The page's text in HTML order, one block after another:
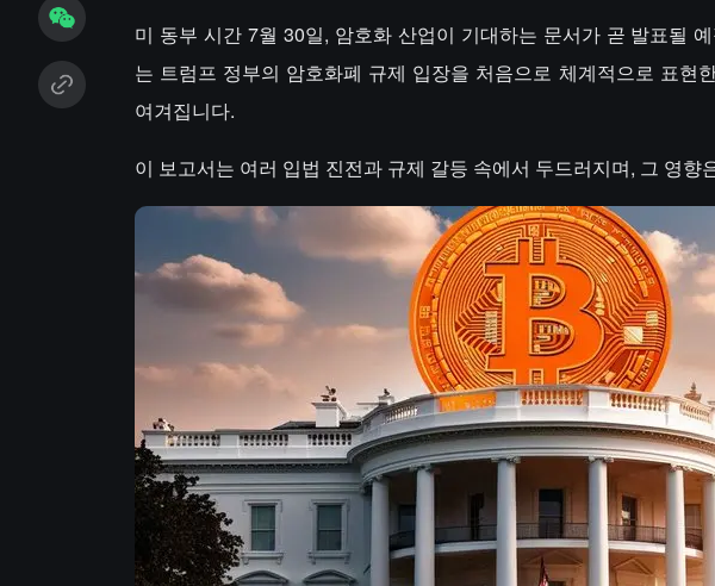
미 동부 시간 7월 30일, 암호화 산업이 기대하는 문서가 곧 발표될
는 트럼프 정부의 암호화폐 규제 입장을 처음으로 체계적으로 표현
여겨집니다.
이 보고서는 여러 입법 진전과 규제 갈등 속에서 두드러지며, 그 영향